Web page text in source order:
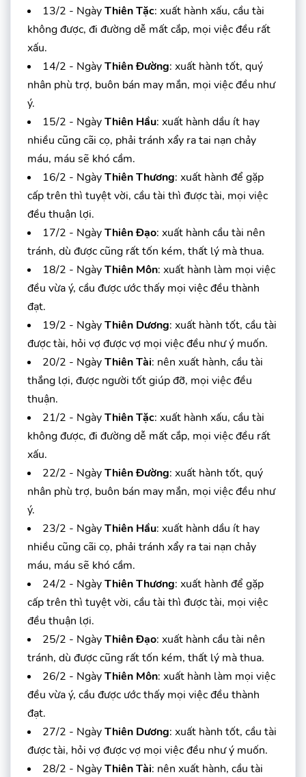
13/2 - NgàyThiên Tặc: xuất hành xấu, cầu tài
không được, đi đường dễ mất cắp, mọi việc đều rất
xấu.
14/2 - NgàyThiên Đường: xuất hành tốt, quý
nhân phù trợ, buôn bán may mắn, mọi việc đều như
ý.
15/2 - NgàyThiên Hầu: xuất hành dầu ít hay
nhiều cũng cãi cọ, phải tránh xẩy ra tai nạn chảy
máu, máu sẽ khó cầm.
16/2 - NgàyThiên Thương: xuất hành để gặp
cấp trên thì tuyệt vời, cầu tài thì được tài, mọi việc
đều thuận lợi.
17/2 - NgàyThiên Đạo: xuất hành cầu tài nên
tránh, dù được cũng rất tốn kém, thất lý mà thua.
18/2 - NgàyThiên Môn: xuất hành làm mọi việc
đều vừa ý, cầu được ước thấy mọi việc đều thành
đạt.
19/2 - NgàyThiên Dương: xuất hành tốt, cầu tài
được tài, hỏi vợ được vợ mọi việc đều như ý muốn.
20/2 - NgàyThiên Tài: nên xuất hành, cầu tài
thắng lợi, được người tốt giúp đỡ, mọi việc đều
thuận.
21/2 - NgàyThiên Tặc: xuất hành xấu, cầu tài
không được, đi đường dễ mất cắp, mọi việc đều rất
xấu.
22/2 - NgàyThiên Đường: xuất hành tốt, quý
nhân phù trợ, buôn bán may mắn, mọi việc đều như
ý.
23/2 - NgàyThiên Hầu: xuất hành dầu ít hay
nhiều cũng cãi cọ, phải tránh xẩy ra tai nạn chảy
máu, máu sẽ khó cầm.
24/2 - NgàyThiên Thương: xuất hành để gặp
cấp trên thì tuyệt vời, cầu tài thì được tài, mọi việc
đều thuận lợi.
25/2 - NgàyThiên Đạo: xuất hành cầu tài nên
tránh, dù được cũng rất tốn kém, thất lý mà thua.
26/2 - NgàyThiên Môn: xuất hành làm mọi việc
đều vừa ý, cầu được ước thấy mọi việc đều thành
đạt.
27/2 - NgàyThiên Dương: xuất hành tốt, cầu tài
được tài, hỏi vợ được vợ mọi việc đều như ý muốn.
28/2 - NgàyThiên Tài: nên xuất hành, cầu tài